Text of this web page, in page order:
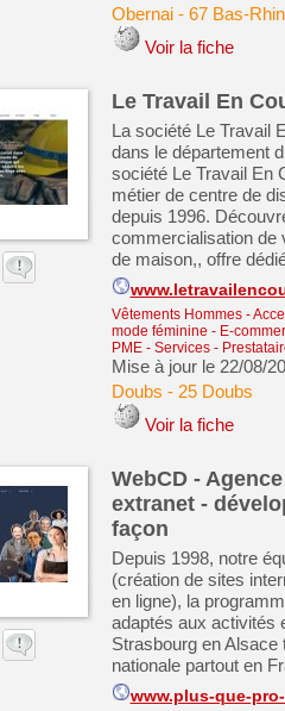
Obernai- 67 Bas-Rhin
Voir la fiche
Le Travail En
La société Le Travail
dans le département
société Le Travail En
métier de centre de
depuis 1996.
commercialisation de
de maison,, offre
Vêtements Hommes -
mode féminine - E-
PME- Services -
Mise à jour le 22/08/
Doubs - 25 Doubs
Voir la fiche
WebCD -
extranet -
façon
Depuis 1998, notre
(création de sites
en ligne), la
adaptés aux activités
Strasbourg en Alsace
nationale partout en
www.plus-que-